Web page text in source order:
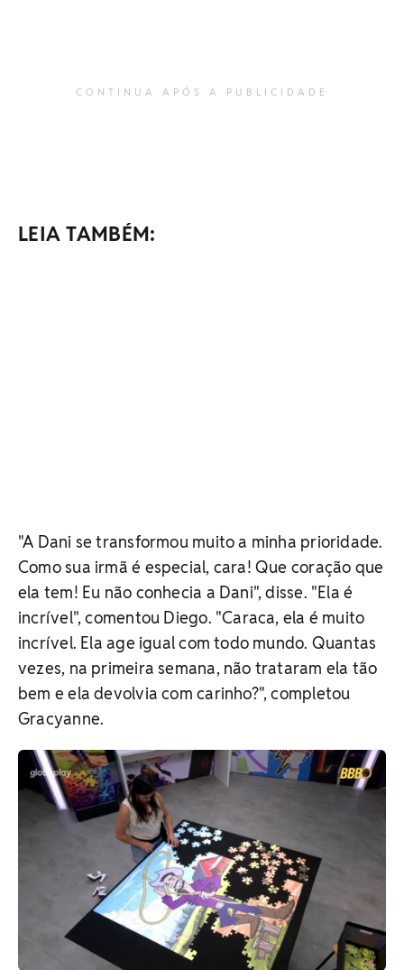
CONTINUA APÓS A PUBLICIDADE
LEIA TAMBÉM:
"A Dani se transformou muito a minha prioridade.
Como sua irmã é especial, cara! Que coração que
ela tem! Eu não conhecia a Dani", disse. "Ela é
incrível", comentou Diego. "Caraca, ela é muito
incrível. Ela age igual com todo mundo. Quantas
vezes, na primeira semana, não trataram ela tão
bem e ela devolvia com carinho?", completou
Gracyanne.